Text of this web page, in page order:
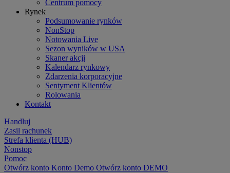
Centrum pomocy
Rynek
Podsumowanie rynków
NonStop
Notowania Live
Sezon wyników w USA
Skaner akcji
Kalendarz rynkowy
Zdarzenia korporacyjne
Sentyment Klientów
Rolowania
Kontakt
Handluj
Zasil rachunek
Strefa klienta (HUB)
Nonstop
Pomoc
Otwórz konto Konto Demo Otwórz konto DEMO